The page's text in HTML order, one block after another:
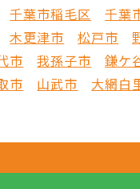
千葉市稲毛区 千葉
木更津市 松戸市
市 我孫子市 鎌ケ
市 山武市 大網白